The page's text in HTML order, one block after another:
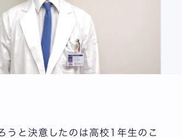
うと決意したのは高校1年生のこ